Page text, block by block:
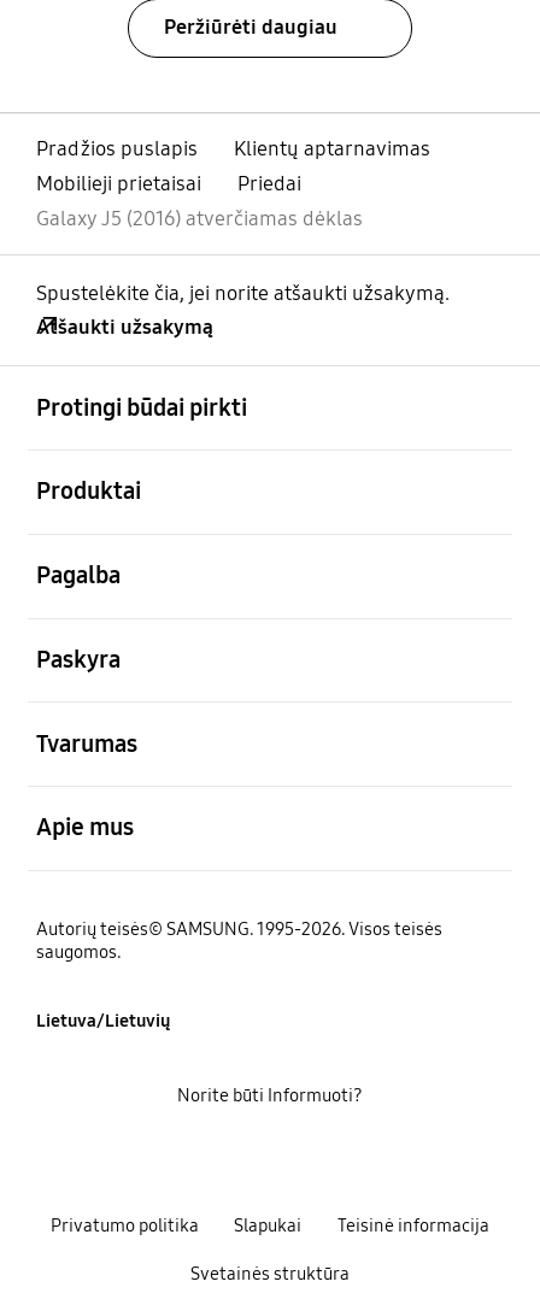
Peržiūrėti daugiau
Pradžios puslapis
Klientų aptarnavimas
Mobilieji prietaisai
Priedai
Galaxy J5 (2016) atverčiamas dėklas
Spustelėkite čia, jei norite atšaukti užsakymą.
Atšaukti užsakymą
Protingi būdai pirkti
Produktai
Pagalba
Paskyra
Tvarumas
Apie mus
Autorių teisės© SAMSUNG. 1995-2026. Visos teisės
saugomos.
Lietuva/Lietuvių
Privatumo politika Slapukai Teisinė informacija
Svetainės struktūra
Norite būti Informuoti?